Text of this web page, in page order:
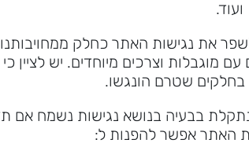
את נגישות האתר כחלק
מוגבלות וצרכים מיוחדים. יש לציין
בחלקים שטרם הונגשו.
בבעיה בנושא נגישות נשמח אם
האתר אפשר להפנות ל: